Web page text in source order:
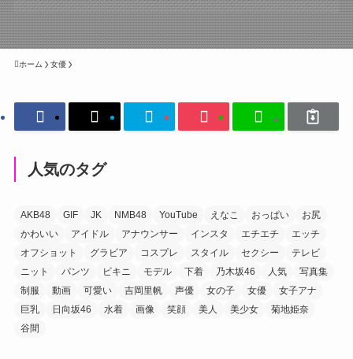
ホーム 女優
人気のタグ
AKB48 GIF JK NMB48 YouTube えなこ おっぱい
お尻
かわいい
アイドル アナウンサー インスタ エチエチ
エッチ
オフショット
グラビア コスプレ スタイル セクシー
テレビ
ニット
パンツ ビキニ モデル 下着 乃木坂46 人気
写真集
制服
動画 可愛い 吉岡里帆 声優 女の子 女優
女子アナ
巨乳
日向坂46 水着 画像 笑顔 美人 美少女
菊地姫奈
谷間